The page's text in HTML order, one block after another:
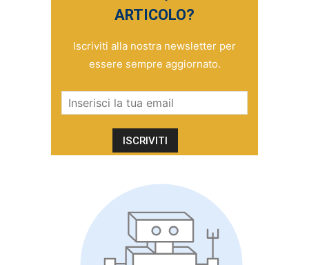
ARTICOLO?
Iscriviti alla nostra newsletter per
essere sempre aggiornato.